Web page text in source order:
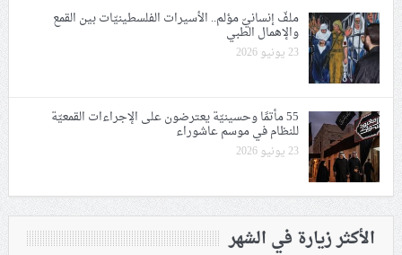
ملفّ إنسانيّ مؤلم.. الأسيرات الفلسطينيّات بين القمع
والإهمال الطبي
23 يونيو 2026
55 مأتمًا وحسينيّة يعترضون على الإجراءات القمعيّة
للنظام في موسم عاشوراء
23 يونيو 2026
الأكثر زيارة في الشهر